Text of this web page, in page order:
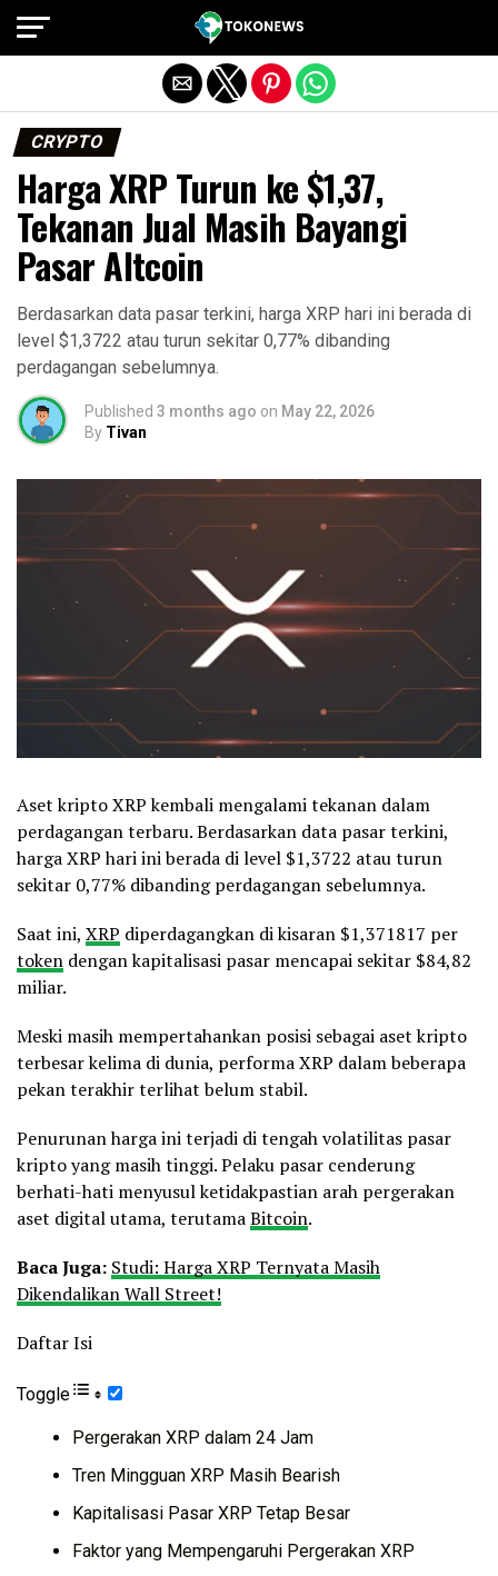
CRYPTO
Harga XRP Turun ke $1,37,
Tekanan Jual Masih Bayangi
Pasar Altcoin
Berdasarkan data pasar terkini, harga XRP hari ini berada di
level $1,3722 atau turun sekitar 0,77% dibanding
perdagangan sebelumnya.
Published 3 months ago on May 22, 2026
By Tivan
Aset kripto XRP kembali mengalami tekanan dalam
perdagangan terbaru. Berdasarkan data pasar terkini,
harga XRP hari ini berada di level $1,3722 atau turun
sekitar 0,77% dibanding perdagangan sebelumnya.
Saat ini, XRP diperdagangkan di kisaran $1,371817 per
token dengan kapitalisasi pasar mencapai sekitar $84,82
miliar.
Meski masih mempertahankan posisi sebagai aset kripto
terbesar kelima di dunia, performa XRP dalam beberapa
pekan terakhir terlihat belum stabil.
Penurunan harga ini terjadi di tengah volatilitas pasar
kripto yang masih tinggi. Pelaku pasar cenderung
berhati-hati menyusul ketidakpastian arah pergerakan
aset digital utama, terutamaBitcoin.
Baca Juga: Studi: Harga XRP Ternyata Masih
Dikendalikan Wall Street!
Daftar Isi
Toggle
Pergerakan XRP dalam 24 Jam
Tren Mingguan XRP Masih Bearish
Kapitalisasi Pasar XRP Tetap Besar
Faktor yang Mempengaruhi Pergerakan XRP
Exit mobile version